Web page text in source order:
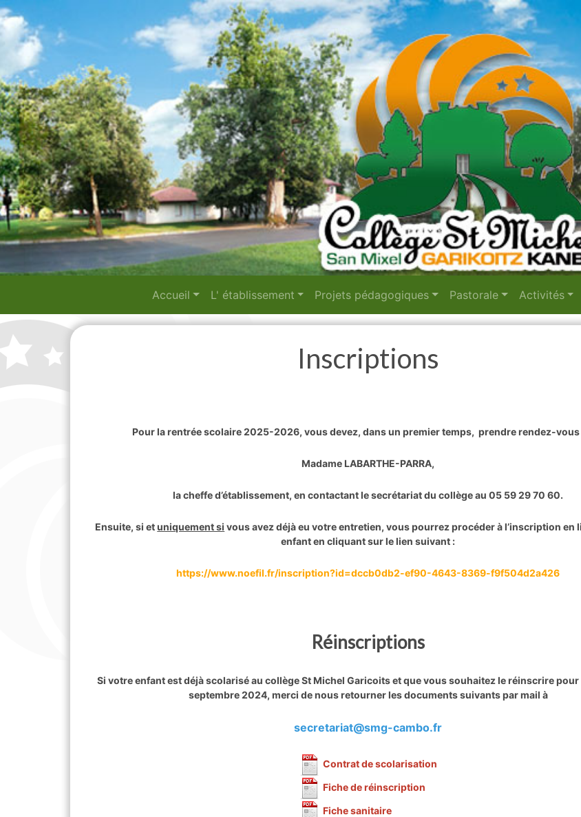
Accueil L' établissement Projets pédagogiques Pastorale Activités
Inscriptions
Pour la rentrée scolaire 2025-2026, vous devez, dans un premier temps, prendre rendez-vous
Madame LABARTHE-PARRA,
la cheffe d’établissement, en contactant le secrétariat du collège au 05 59 29 70 60.
Ensuite, si etuniquement si vous avez déjà eu votre entretien, vous pourrez procéder à l’inscription en
enfant en cliquant sur le lien suivant :
https://www.noefil.fr/inscription?id=dccb0db2-ef90-4643-8369-f9f504d2a426
Réinscriptions
Si votre enfant est déjà scolarisé au collège St Michel Garicoits et que vous souhaitez le réinscrire pour
septembre 2024, merci de nous retourner les documents suivants par mail à
secretariat@smg-cambo.fr
Contrat de scolarisation
Fiche de réinscription
Fiche sanitaire